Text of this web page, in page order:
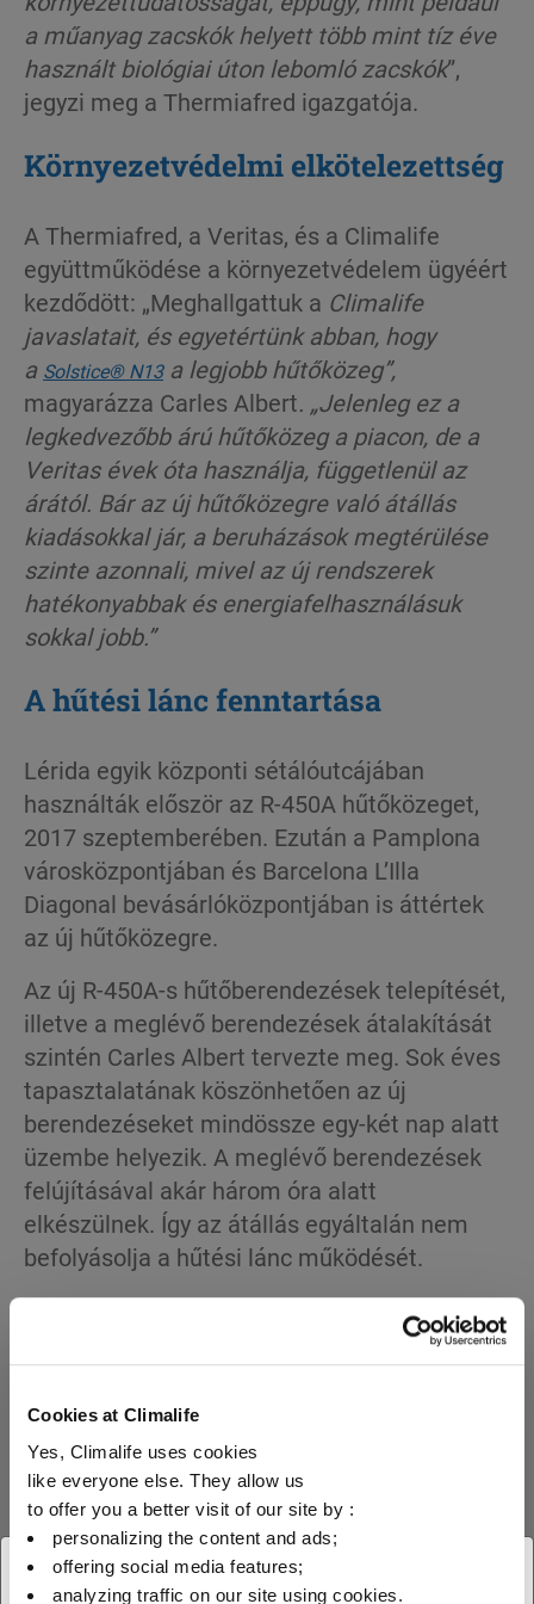
Cookies at Climalife
Yes, Climalife uses cookies
like everyone else. They allow us
to offer you a better visit of our site by :
personalizing the content and ads;
offering social media features;
analyzing traffic on our site using cookies.
× Bezár
a műanyag zacskók helyett több mint tíz éve
használt biológiai úton lebomló zacskók”,
jegyzi meg a Thermiafred igazgatója.
Környezetvédelmi elkötelezettség
A Thermiafred, a Veritas, és a Climalife
együttműködése a környezetvédelem ügyéért
kezdődött: „Meghallgattuk a Climalife
javaslatait, és egyetértünk abban, hogy
a Solstice® N13a legjobb hűtőközeg”,
magyarázza Carles Albert. „Jelenleg ez a
legkedvezőbb árú hűtőközeg a piacon, de a
Veritas évek óta használja, függetlenül az
árától. Bár az új hűtőközegre való átállás
kiadásokkal jár, a beruházások megtérülése
szinte azonnali, mivel az új rendszerek
hatékonyabbak és energiafelhasználásuk
sokkal jobb.”
A hűtési lánc fenntartása
Lérida egyik központi sétálóutcájában
használták először az R-450A hűtőközeget,
2017 szeptemberében. Ezután a Pamplona
városközpontjában és Barcelona L’Illa
Diagonal bevásárlóközpontjában is áttértek
az új hűtőközegre.
Az új R-450A-s hűtőberendezések telepítését,
illetve a meglévő berendezések átalakítását
szintén Carles Albert tervezte meg. Sok éves
tapasztalatának köszönhetően az új
berendezéseket mindössze egy-két nap alatt
üzembe helyezik. A meglévő berendezések
felújításával akár három óra alatt
elkészülnek. Így az átállás egyáltalán nem
befolyásolja a hűtési lánc működését.
A helyszínek változatossága, illetve a Veritas
üzleteinek változó mérete miatt minden
projekt egyedi. A Thermiafred minden
helyszínen egyedi tanulmányt készít.
Mindazonáltal képes az általánosan
felhasznált elemekkel típus ajánlat
elkészítésére is:
– Hűtőközpontok: kompresszorok,
frekvenciaváltók, nagynyomású olaj